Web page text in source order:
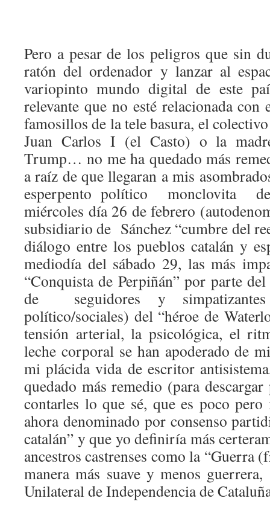
Pero a pesar de los peligros que sin
ratón del ordenador y lanzar al
variopinto mundo digital de este
relevante que no esté relacionada
famosillos de la tele basura, el
Juan Carlos I (el Casto) o la
Trump… no me ha quedado más
a raíz de que llegaran a mis
esperpento político monclovita
miércoles día 26 de febrero
subsidiario de Sánchez “cumbre del
diálogo entre los pueblos catalán y
mediodía del sábado 29, las más
“Conquista de Perpiñán” por parte
de seguidores y simpatizantes
político/sociales) del “héroe de
tensión arterial, la psicológica, el
leche corporal se han apoderado de
mi plácida vida de escritor
quedado más remedio (para
contarles lo que sé, que es poco
ahora denominado por consenso
catalán” y que yo definiría más
ancestros castrenses como la “Guerra
manera más suave y menos
Unilateral de Independencia de